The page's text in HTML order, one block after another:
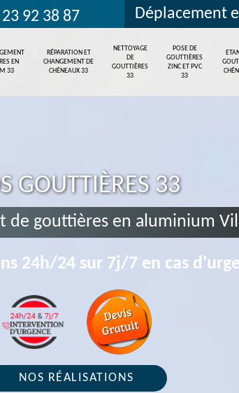
92 38 87 Déplacement
EN
33
RÉPARATION ET
CHANGEMENT DE
CHÉNEAUX 33
NETTOYAGE
DE
GOUTTIÈRES
33
POSE DE
GOUTTIÈRES
ZINC ET PVC
33
GOUTTIÈRES 33
de gouttières en aluminium
24h/24 sur 7j/7 en cas
NOS RÉALISATIONS